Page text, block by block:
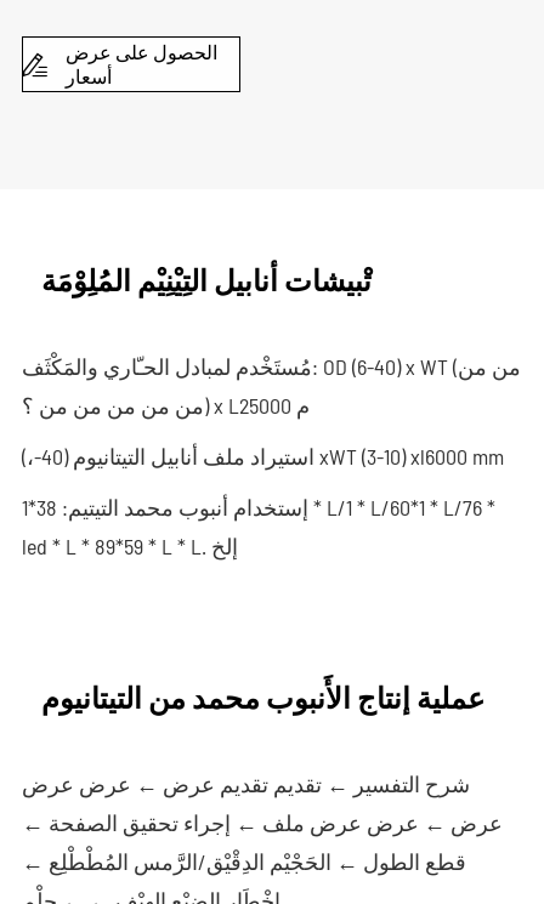

الحصول على عرض
أسعار
تْبيشات أنابيل التِيْنِيْم المُلِوْمَة
مُستَخْدم لمبادل الحـّاري والمَكْثَف: OD (6-40) x WT (من من
من من من من من ؟) x L25000 م
استيراد ملف أنابيل التيتانيوم (40-،) xWT (3-10) xl6000 mm
إستخدام أنبوب محمد التيتيم: 38*1 * L/1 * L/60*1 * L/76 *
led * L * 89*59 * L * L. إلخ
عملية إنتاج الأَنبوب محمد من التيتانيوم
شرح التفسير ← تقديم تقديم عرض ← عرض عرض
عرض ← عرض عرض ملف ← إجراء تحقيق الصفحة ←
قطع الطول ← الحَجْيْم الدِقْيْق/الرَّمس المُطْطْلِع ←